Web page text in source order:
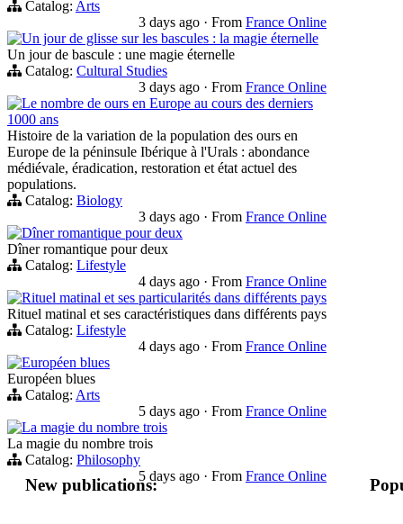
Catalog: Arts
3 days ago · From France Online
Un jour de glisse sur les bascules : la magie éternelle
Un jour de bascule : une magie éternelle
Catalog: Cultural Studies
3 days ago · From France Online
Le nombre de ours en Europe au cours des derniers
1000 ans
Histoire de la variation de la population des ours en
Europe de la péninsule Ibérique à l'Urals : abondance
médiévale, éradication, restoration et état actuel des
populations.
Catalog: Biology
3 days ago · From France Online
Dîner romantique pour deux
Dîner romantique pour deux
Catalog: Lifestyle
4 days ago · From France Online
Rituel matinal et ses particularités dans différents pays
Rituel matinal et ses caractéristiques dans différents pays
Catalog: Lifestyle
4 days ago · From France Online
Européen blues
Européen blues
Catalog: Arts
5 days ago · From France Online
La magie du nombre trois
La magie du nombre trois
Catalog: Philosophy
5 days ago · From France Online
New publications: